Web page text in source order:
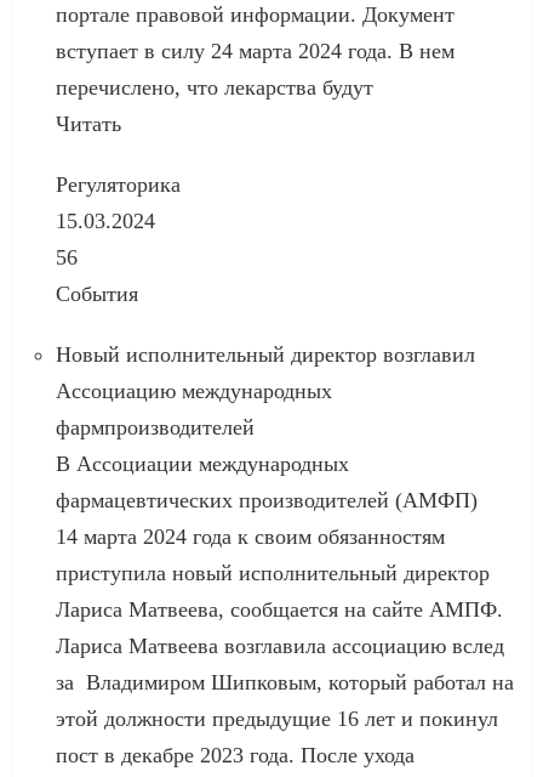
портале правовой информации. Документ
вступает в силу 24 марта 2024 года. В нем
перечислено, что лекарства будут
Читать
Регуляторика
15.03.2024
56
События
Новый исполнительный директор возглавил
Ассоциацию международных
фармпроизводителей
В Ассоциации международных
фармацевтических производителей (АМФП)
14 марта 2024 года к своим обязанностям
приступила новый исполнительный директор
Лариса Матвеева, сообщается на сайте АМПФ.
Лариса Матвеева возглавила ассоциацию вслед
за Владимиром Шипковым, который работал на
этой должности предыдущие 16 лет и покинул
пост в декабре 2023 года. После ухода